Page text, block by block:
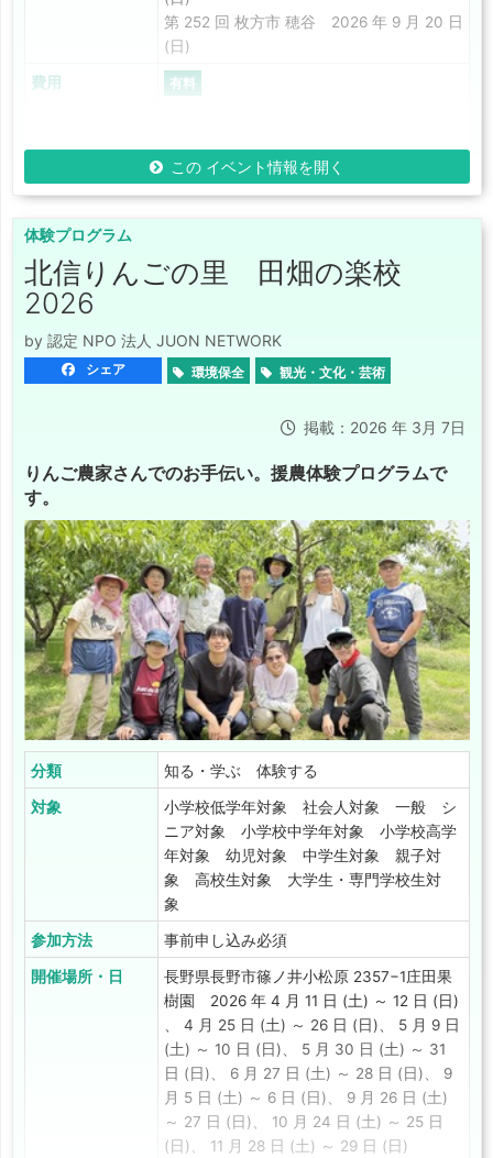
第 252 回 枚方市 穂谷 2026 年 9 月 20 日
(日)
費用 有料
この イベント情報を開く
体験プログラム
北信りんごの里 田畑の楽校
2026
by 認定 NPO 法人 JUON NETWORK
シェア 環境保全 観光・文化・芸術
掲載：2026 年 3月 7日
りんご農家さんでのお手伝い。援農体験プログラムで
す。
分類 知る・学ぶ 体験する
対象
小学校低学年対象 社会人対象 一般 シ
ニア対象 小学校中学年対象 小学校高学
年対象 幼児対象 中学生対象 親子対
象 高校生対象 大学生・専門学校生対
象
参加方法 事前申し込み必須
開催場所・日
長野県長野市篠ノ井小松原 2357−1庄田果
樹園 2026 年 4 月 11 日 (土) ～ 12 日 (日)
、 4 月 25 日 (土) ～ 26 日 (日)、 5 月 9 日
(土) ～ 10 日 (日)、 5 月 30 日 (土) ～ 31
日 (日)、 6 月 27 日 (土) ～ 28 日 (日)、 9
月 5 日 (土) ～ 6 日 (日)、 9 月 26 日 (土)
～ 27 日 (日)、 10 月 24 日 (土) ～ 25 日
(日)、 11 月 28 日 (土) ～ 29 日 (日)